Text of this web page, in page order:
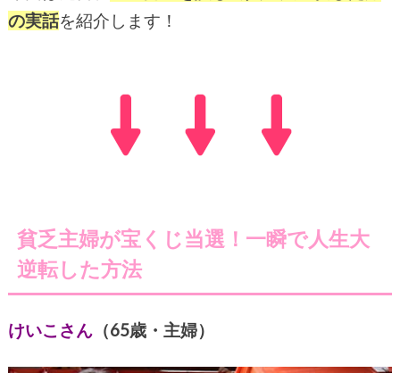
の実話を紹介します！
貧乏主婦が宝くじ当選！一瞬で人生大
逆転した方法
けいこさん（65歳・主婦）